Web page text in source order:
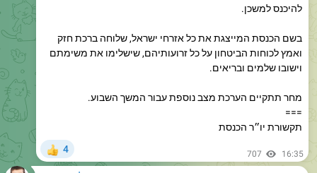
בשם הכנסת המייצגת את כל אזרחי ישראל, שלוחה ברכת חזק
וישובו שלמים ובריאים.
מחר תתקיים הערכת מצב נוספת עבור המשך השבוע.
תקשורת יו״ר הכנסת
707 16:35
אברהם בלוך מעדכן
לחברי ועדת החוץ והביטחון ערב טוב,